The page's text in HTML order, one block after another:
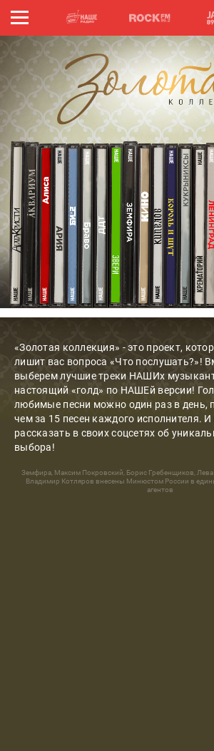
«Золотая коллекция» - это проект,
лишит вас вопроса «Что послушать?»!
выберем лучшие треки НАШИх
настоящий «голд» по НАШЕй версии!
любимые песни можно один раз в день,
чем за 15 песен каждого исполнителя. И
рассказать в своих соцсетях об
выбора!
Земфира, Максим Покровский, Борис Гребенщиков,
Владимир Котляров внесены Минюстом России в
агентов